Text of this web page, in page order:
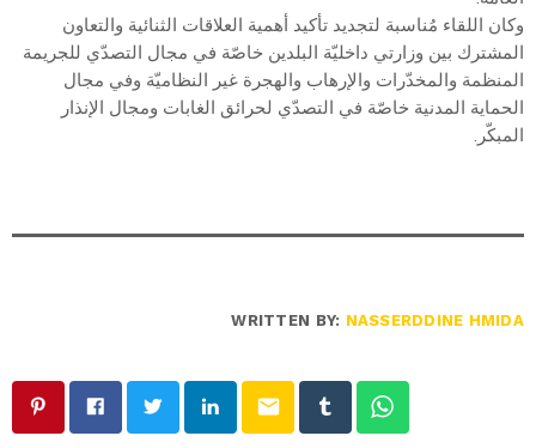
وكان اللقاء مُناسبة لتجديد تأكيد أهمية العلاقات الثنائية والتعاون
المشترك بين وزارتي داخليّة البلدين خاصّة في مجال التصدّي للجريمة
المنظمة والمخدّرات والإرهاب والهجرة غير النظاميّة وفي مجال
الحماية المدنية خاصّة في التصدّي لحرائق الغابات ومجال الإنذار
المبكّر.
WRITTEN BY: NASSERDDINE HMIDA
email